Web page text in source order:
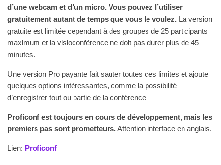
d’une webcam et d’un micro. Vous pouvez l’utiliser
gratuitement autant de temps que vous le voulez. La version
gratuite est limitée cependant à des groupes de 25 participants
maximum et la visioconférence ne doit pas durer plus de 45
minutes.
Une version Pro payante fait sauter toutes ces limites et ajoute
quelques options intéressantes, comme la possibilité
d’enregistrer tout ou partie de la conférence.
Proficonf est toujours en cours de développement, mais les
premiers pas sont prometteurs.Attention interface en anglais.
Lien: Proficonf